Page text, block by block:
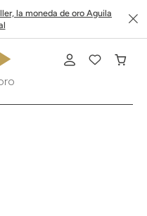
la moneda de oro Aguila